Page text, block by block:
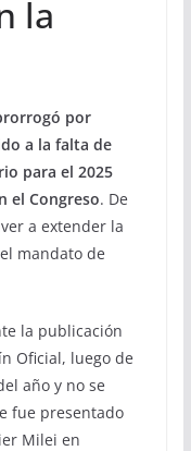
la
por
a la falta de
para el 2025
el Congreso. De
a extender la
mandato de
la publicación
Oficial, luego de
año y no se
fue presentado
Milei en